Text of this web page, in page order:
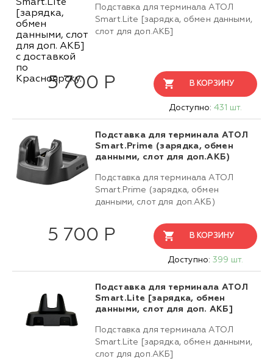
Подставка для терминала АТОЛ
Smart.Lite [зарядка, обмен данными,
слот для доп.АКБ]
5 700 Р В КОРЗИНУ
Доступно: 431 шт.
Подставка для терминала АТОЛ
Smart.Prime (зарядка, обмен
данными, слот для доп.АКБ)
Подставка для терминала АТОЛ
Smart.Prime (зарядка, обмен
данными, слот для доп.АКБ)
5 700 Р В КОРЗИНУ
Доступно: 399 шт.
Подставка для терминала АТОЛ
Smart.Lite [зарядка, обмен
данными, слот для доп. АКБ]
Подставка для терминала АТОЛ
Smart.Lite [зарядка, обмен данными,
слот для доп.АКБ]